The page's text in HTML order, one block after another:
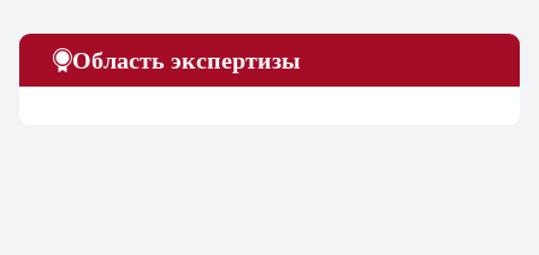
Область экспертизы